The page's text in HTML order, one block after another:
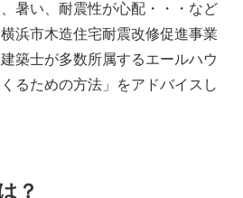
暑い、耐震性が心配・・・など
浜市木造住宅耐震改修促進事業
築士が多数所属するエールハウ
るための方法」をアドバイスし
？